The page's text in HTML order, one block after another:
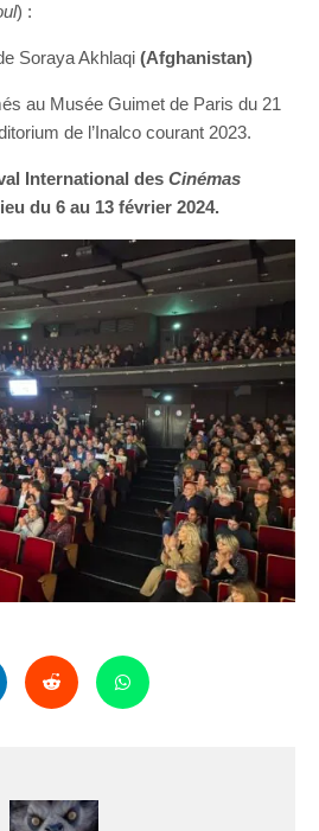
) :
Soraya Akhlaqi (Afghanistan)
au Musée Guimet de Paris du 21
de l’Inalco courant 2023.
International des Cinémas
du 6 au 13 février 2024.